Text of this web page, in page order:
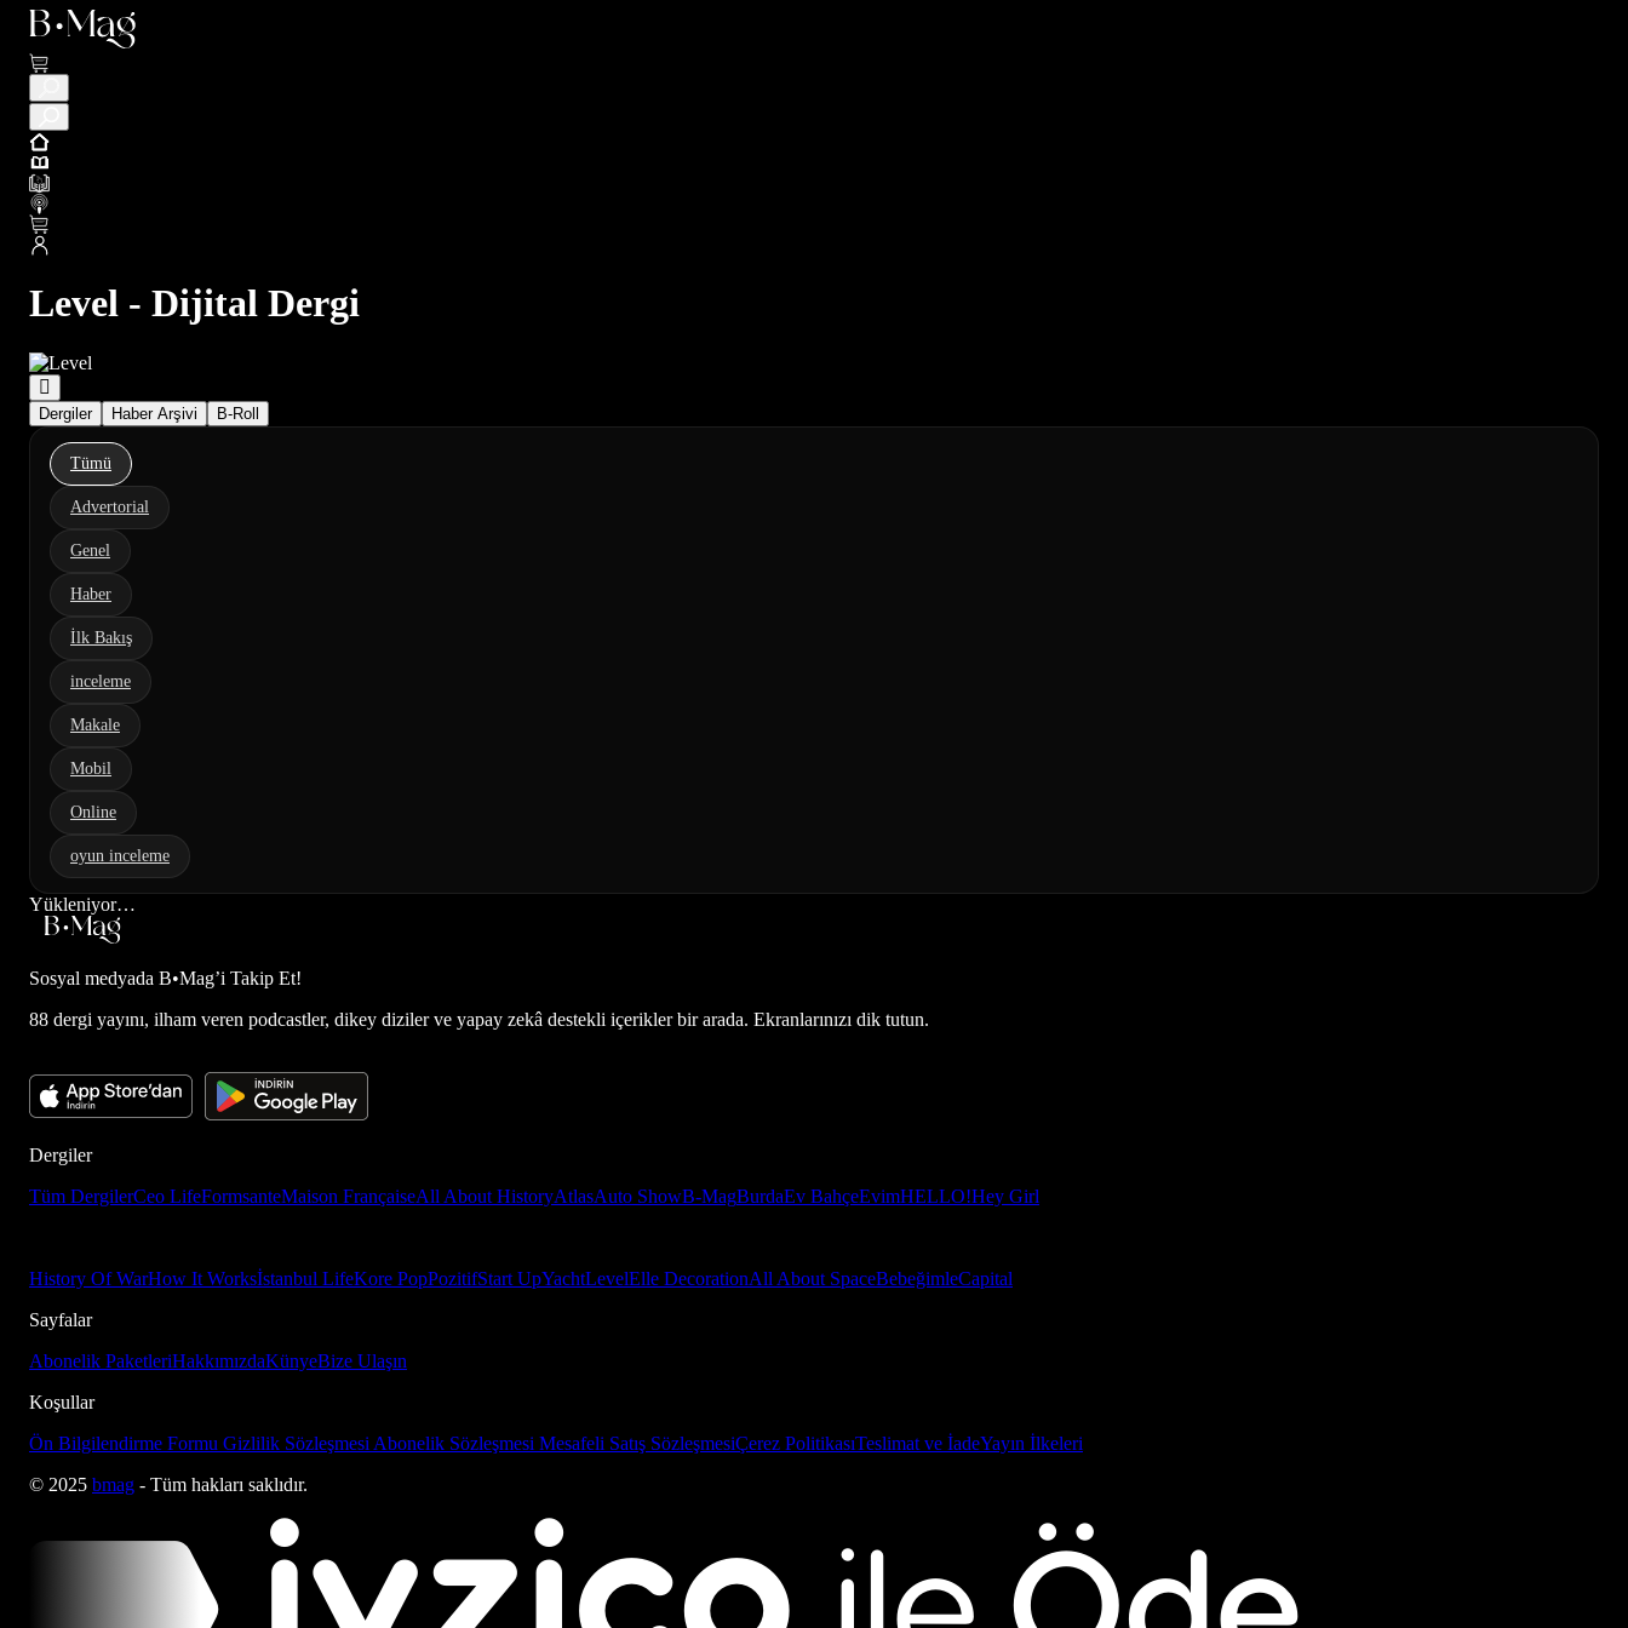
Level - Dijital Dergi
Dergiler Haber Arşivi B-Roll
Tümü
Advertorial
Genel
Haber
İlk Bakış
inceleme
Makale
Mobil
Online
oyun inceleme
Yükleniyor…
Sosyal medyada B•Mag’i Takip Et!
88 dergi yayını, ilham veren podcastler, dikey diziler ve yapay zekâ destekli içerikler bir arada. Ekranlarınızı dik tutun.
Dergiler
Tüm DergilerCeo LifeFormsanteMaison FrançaiseAll About HistoryAtlasAuto ShowB-MagBurdaEv BahçeEvimHELLO!Hey Girl
History Of WarHow It Worksİstanbul LifeKore PopPozitifStart UpYachtLevelElle DecorationAll About SpaceBebeğimleCapital
Sayfalar
Abonelik PaketleriHakkımızdaKünyeBize Ulaşın
Koşullar
Ön Bilgilendirme Formu Gizlilik Sözleşmesi Abonelik Sözleşmesi Mesafeli Satış SözleşmesiÇerez PolitikasıTeslimat ve İadeYayın İlkeleri
© 2025 bmag - Tüm hakları saklıdır.